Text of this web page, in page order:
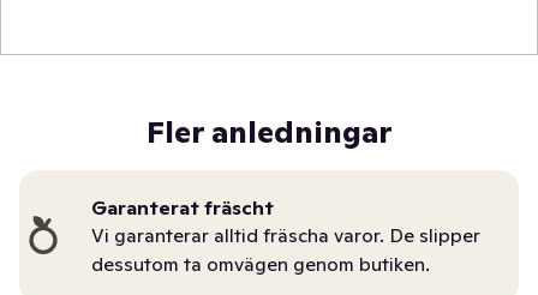
Fler anledningar
Garanterat fräscht
Vi garanterar alltid fräscha varor. De slipper
dessutom ta omvägen genom butiken.